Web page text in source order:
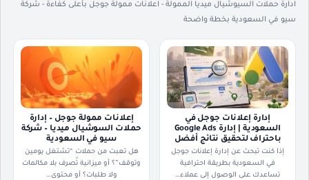
ادارة حملات السيوشيال ميديا الممولة - اعلانات ممولة جوجل بأعلى كفاءة - شركة
سيو في السعودية بخطة واضحة
إدارة إعلانات جوجل في
السعودية | إدارة Google Ads
باحتراف لتحقيق نتائج أفضل
إذا كنت تبحث عن إدارة إعلانات جوجل
في السعودية بطريقة احترافية
تساعدك على الوصول إلى عملاء…
إعلانات ممولة جوجل – إدارة
حملات السوشيال ميديا – شركة
سيو في السعودية
هل تعبت من حملات “تشتغل يومين
وتوقف”؟ أو ميزانية تُصرف بلا مكالمات
ولا طلبات؟ أو محتوى…